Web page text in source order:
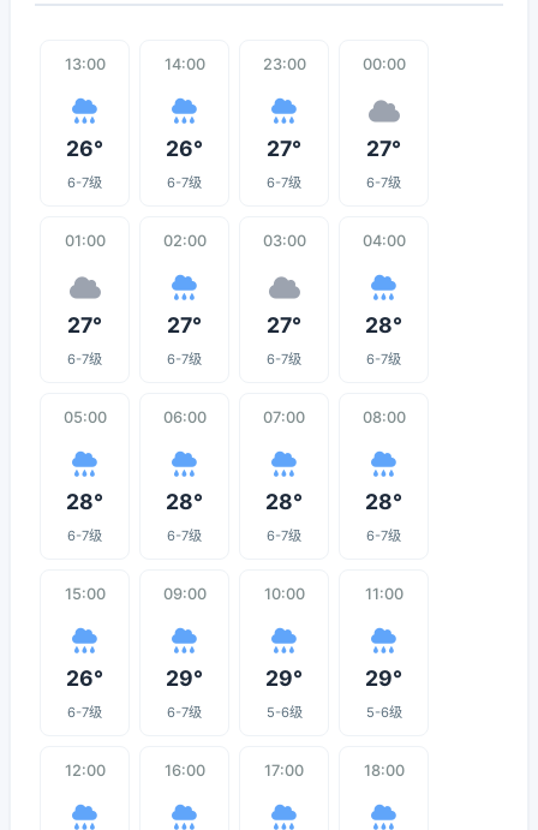
13:00
26°
6-7级
14:00
26°
6-7级
23:00
27°
6-7级
00:00
27°
6-7级
01:00
27°
6-7级
02:00
27°
6-7级
03:00
27°
6-7级
04:00
28°
6-7级
05:00
28°
6-7级
06:00
28°
6-7级
07:00
28°
6-7级
08:00
28°
6-7级
15:00
26°
6-7级
09:00
29°
6-7级
10:00
29°
5-6级
11:00
29°
5-6级
12:00 16:00 17:00 18:00